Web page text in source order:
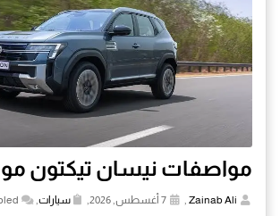
مواصفات نيسان تيكتون موديل
Zainab Ali
, سيارات,